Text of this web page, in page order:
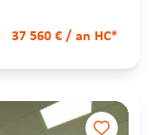
37 560 € / an HC*